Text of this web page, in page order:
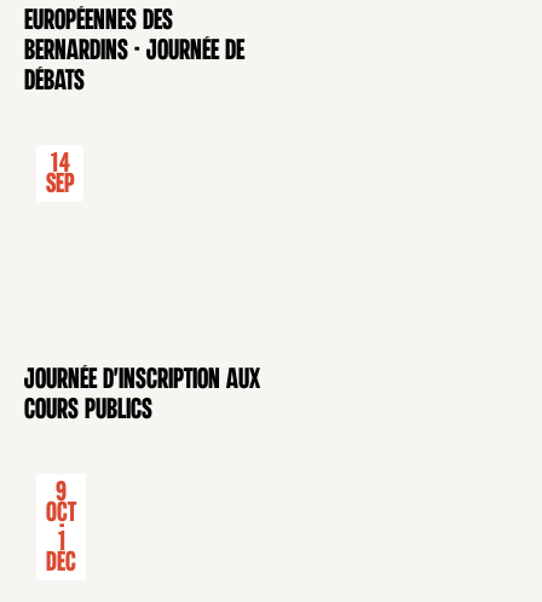
CONFÉRENCE
européennes des
Bernardins - Journée de
débats
CONFÉRENCE
14
Sep
Journée d'inscription aux
cours publics
9
Oct
-
1
Déc